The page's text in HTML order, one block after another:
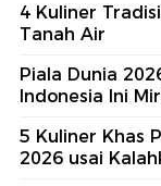
4 Kuliner
Tanah Air
Piala Dunia
Indonesia Ini
5 Kuliner Khas
2026 usai